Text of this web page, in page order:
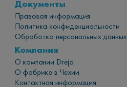
Документы
Правовая информация
Политика конфиденциальности
Обработка персональных данных
Компания
О компании Dreja
О фабрике в Чехии
Контактная информация